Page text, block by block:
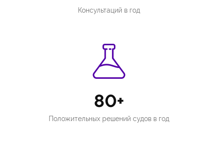
Консультаций в год
80+
Положительных решений судов в год